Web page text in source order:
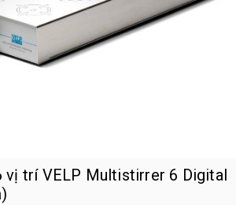
vị trí VELP Multistirrer 6 Digital